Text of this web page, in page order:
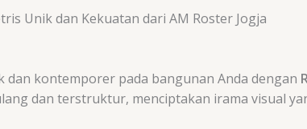
Unik dan Kekuatan dari AM Roster Jogja
kontemporer pada bangunan Anda dengan
dan terstruktur, menciptakan irama visual